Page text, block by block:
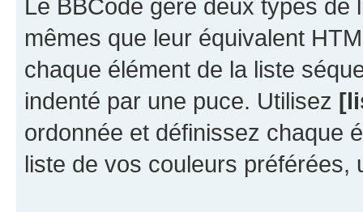
Le BBCode gère deux types
mêmes que leur équivalent
chaque élément de la liste
indenté par une puce. Utilisez
ordonnée et définissez chaque
liste de vos couleurs préférées,